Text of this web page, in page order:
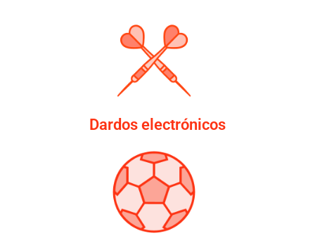
Dardos electrónicos